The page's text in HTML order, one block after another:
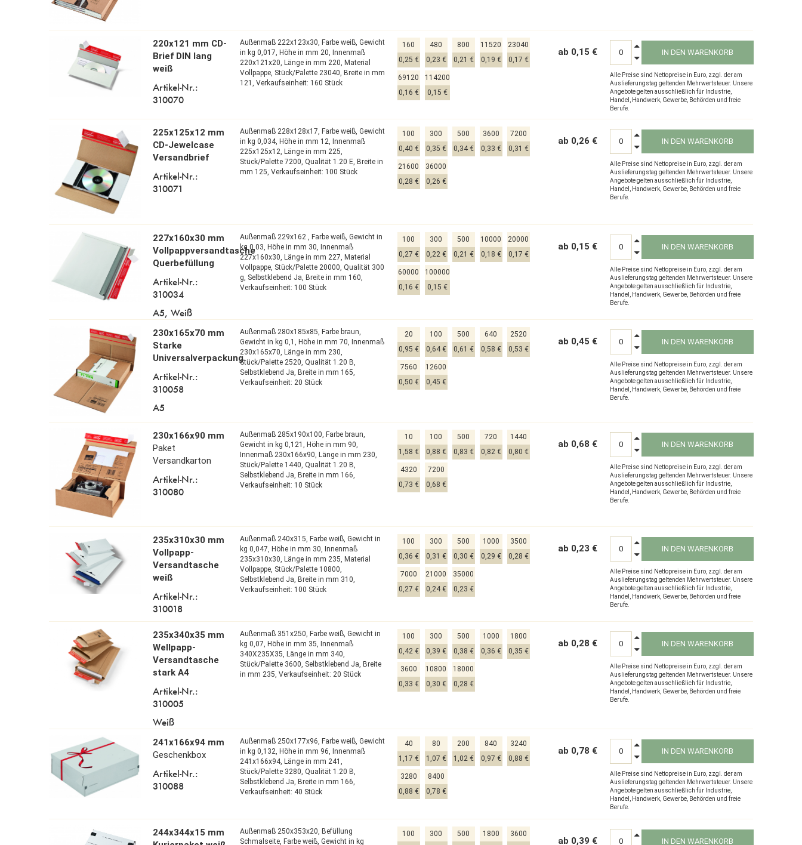
220x121 mm CD-
Brief DIN lang
weiß
Artikel-Nr.:
310070
Außenmaß 222x123x30,Farbe weiß,Gewicht
in kg 0,017,Höhe in mm 20,Innenmaß
220x121x20,Länge in mm 220,Material
Vollpappe, Stück/Palette 23040,Breite in mm
121,Verkaufseinheit: 160 Stück
160
0,25 €
480
0,23 €
800
0,21 €
11520
0,19 €
23040
0,17 €
69120
0,16 €
114200
0,15 €
ab 0,15 € IN DEN WARENKORB
Alle Preise sind Nettopreise in Euro, zzgl. der am
Auslieferungstag geltenden Mehrwertsteuer. Unsere
Angebote gelten ausschließlich für Industrie,
Handel, Handwerk, Gewerbe, Behörden und freie
Berufe.
225x125x12 mm
CD-Jewelcase
Versandbrief
Artikel-Nr.:
310071
Außenmaß 228x128x17,Farbe weiß,Gewicht
in kg 0,034,Höhe in mm 12,Innenmaß
225x125x12,Länge in mm 225,
Stück/Palette 7200,Qualität 1.20 E,Breite in
mm 125,Verkaufseinheit: 100 Stück
100
0,40 €
300
0,35 €
500
0,34 €
3600
0,33 €
7200
0,31 €
21600
0,28 €
36000
0,26 €
ab 0,26 € IN DEN WARENKORB
Alle Preise sind Nettopreise in Euro, zzgl. der am
Auslieferungstag geltenden Mehrwertsteuer. Unsere
Angebote gelten ausschließlich für Industrie,
Handel, Handwerk, Gewerbe, Behörden und freie
Berufe.
227x160x30 mm
Vollpappversandtasche
Querbefüllung
Artikel-Nr.:
310034
A5, Weiß
Außenmaß 229x162 ,Farbe weiß,Gewicht in
kg 0,03,Höhe in mm 30,Innenmaß
227x160x30,Länge in mm 227,Material
Vollpappe, Stück/Palette 20000,Qualität 300
g, Selbstklebend Ja,Breite in mm 160,
Verkaufseinheit: 100 Stück
100
0,27 €
300
0,22 €
500
0,21 €
10000
0,18 €
20000
0,17 €
60000
0,16 €
100000
0,15 €
ab 0,15 € IN DEN WARENKORB
Alle Preise sind Nettopreise in Euro, zzgl. der am
Auslieferungstag geltenden Mehrwertsteuer. Unsere
Angebote gelten ausschließlich für Industrie,
Handel, Handwerk, Gewerbe, Behörden und freie
Berufe.
230x165x70 mm
Starke
Universalverpackung
Artikel-Nr.:
310058
A5
Außenmaß 280x185x85,Farbe braun,
Gewicht in kg 0,1,Höhe in mm 70,Innenmaß
230x165x70,Länge in mm 230,
Stück/Palette 2520,Qualität 1.20 B,
Selbstklebend Ja,Breite in mm 165,
Verkaufseinheit: 20 Stück
20
0,95 €
100
0,64 €
500
0,61 €
640
0,58 €
2520
0,53 €
7560
0,50 €
12600
0,45 €
ab 0,45 € IN DEN WARENKORB
Alle Preise sind Nettopreise in Euro, zzgl. der am
Auslieferungstag geltenden Mehrwertsteuer. Unsere
Angebote gelten ausschließlich für Industrie,
Handel, Handwerk, Gewerbe, Behörden und freie
Berufe.
230x166x90 mm
Paket
Versandkarton
Artikel-Nr.:
310080
Außenmaß 285x190x100, Farbe braun,
Gewicht in kg 0,121, Höhe in mm 90,
Innenmaß 230x166x90, Länge in mm 230,
Stück/Palette 1440,Qualität 1.20 B,
Selbstklebend Ja, Breite in mm 166,
Verkaufseinheit: 10 Stück
10
1,58 €
100
0,88 €
500
0,83 €
720
0,82 €
1440
0,80 €
4320
0,73 €
7200
0,68 €
ab 0,68 € IN DEN WARENKORB
Alle Preise sind Nettopreise in Euro, zzgl. der am
Auslieferungstag geltenden Mehrwertsteuer. Unsere
Angebote gelten ausschließlich für Industrie,
Handel, Handwerk, Gewerbe, Behörden und freie
Berufe.
235x310x30 mm
Vollpapp-
Versandtasche
weiß
Artikel-Nr.:
310018
Außenmaß 240x315,Farbe weiß,Gewicht in
kg 0,047,Höhe in mm 30,Innenmaß
235x310x30,Länge in mm 235,Material
Vollpappe, Stück/Palette 10800,
Selbstklebend Ja,Breite in mm 310,
Verkaufseinheit: 100 Stück
100
0,36 €
300
0,31 €
500
0,30 €
1000
0,29 €
3500
0,28 €
7000
0,27 €
21000
0,24 €
35000
0,23 €
ab 0,23 € IN DEN WARENKORB
Alle Preise sind Nettopreise in Euro, zzgl. der am
Auslieferungstag geltenden Mehrwertsteuer. Unsere
Angebote gelten ausschließlich für Industrie,
Handel, Handwerk, Gewerbe, Behörden und freie
Berufe.
235x340x35 mm
Wellpapp-
Versandtasche
stark A4
Artikel-Nr.:
310005
Weiß
Außenmaß 351x250,Farbe weiß,Gewicht in
kg 0,07,Höhe in mm 35,Innenmaß
340X235X35,Länge in mm 340,
Stück/Palette 3600, Selbstklebend Ja,Breite
in mm 235,Verkaufseinheit: 20 Stück
100
0,42 €
300
0,39 €
500
0,38 €
1000
0,36 €
1800
0,35 €
3600
0,33 €
10800
0,30 €
18000
0,28 €
ab 0,28 € IN DEN WARENKORB
Alle Preise sind Nettopreise in Euro, zzgl. der am
Auslieferungstag geltenden Mehrwertsteuer. Unsere
Angebote gelten ausschließlich für Industrie,
Handel, Handwerk, Gewerbe, Behörden und freie
Berufe.
241x166x94 mm
Geschenkbox
Artikel-Nr.:
310088
Außenmaß 250x177x96,Farbe weiß,Gewicht
in kg 0,132,Höhe in mm 96,Innenmaß
241x166x94,Länge in mm 241,
Stück/Palette 3280,Qualität 1.20 B,
Selbstklebend Ja,Breite in mm 166,
Verkaufseinheit: 40 Stück
40
1,17 €
80
1,07 €
200
1,02 €
840
0,97 €
3240
0,88 €
3280
0,88 €
8400
0,78 €
ab 0,78 € IN DEN WARENKORB
Alle Preise sind Nettopreise in Euro, zzgl. der am
Auslieferungstag geltenden Mehrwertsteuer. Unsere
Angebote gelten ausschließlich für Industrie,
Handel, Handwerk, Gewerbe, Behörden und freie
Berufe.
244x344x15 mm
Außenmaß 250x353x20,Befüllung
Schmalseite,Farbe weiß,Gewicht in kg
100
300
500
1800
3600
ab 0,39 € IN DEN WARENKORB